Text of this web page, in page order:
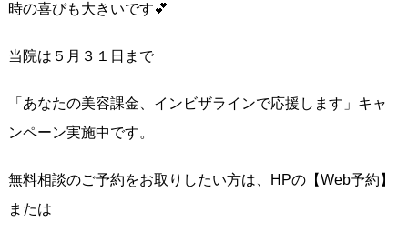
時の喜びも大きいです💕
当院は５月３１日まで
「あなたの美容課金、インビザラインで応援します」キャ
ンペーン実施中です。
無料相談のご予約をお取りしたい方は、HPの【Web予約】
または